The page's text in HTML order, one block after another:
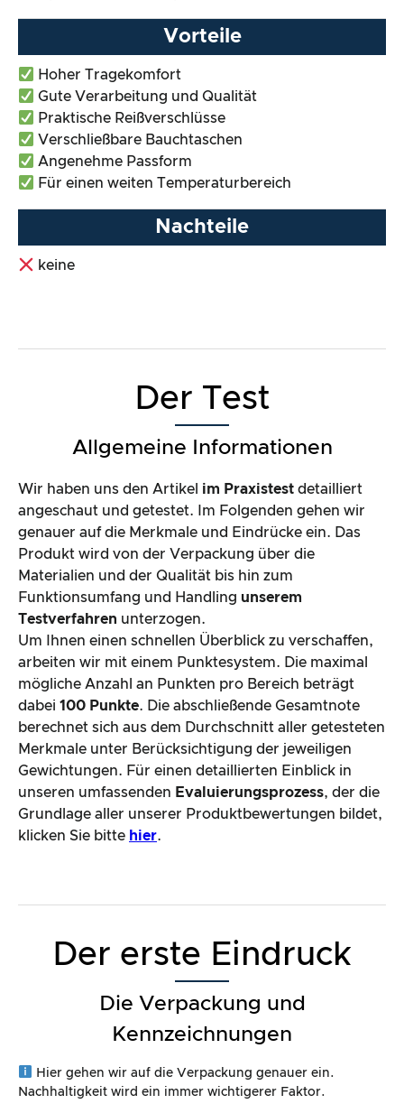
Vorteile
Hoher Tragekomfort
Gute Verarbeitung und Qualität
Praktische Reißverschlüsse
Verschließbare Bauchtaschen
Angenehme Passform
Für einen weiten Temperaturbereich
Nachteile
keine
Der Test
Allgemeine Informationen
Wir haben uns den Artikel im Praxistest detailliert
angeschaut und getestet. Im Folgenden gehen wir
genauer auf die Merkmale und Eindrücke ein. Das
Produkt wird von der Verpackung über die
Materialien und der Qualität bis hin zum
Funktionsumfang und Handling unserem
Testverfahren unterzogen.
Um Ihnen einen schnellen Überblick zu verschaffen,
arbeiten wir mit einem Punktesystem. Die maximal
mögliche Anzahl an Punkten pro Bereich beträgt
dabei 100 Punkte. Die abschließende Gesamtnote
berechnet sich aus dem Durchschnitt aller getesteten
Merkmale unter Berücksichtigung der jeweiligen
Gewichtungen. Für einen detaillierten Einblick in
unseren umfassenden Evaluierungsprozess, der die
Grundlage aller unserer Produktbewertungen bildet,
klicken Sie bitte hier.
Der erste Eindruck
Die Verpackung und
Kennzeichnungen
Hier gehen wir auf die Verpackung genauer ein.
Nachhaltigkeit wird ein immer wichtigerer Faktor.